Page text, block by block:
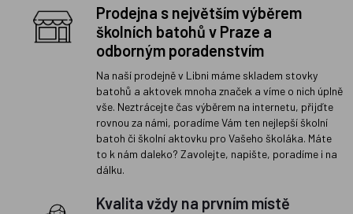
Prodejna s největším výběrem
školních batohů v Praze a
odborným poradenstvím
Na naší prodejně v Libni máme skladem stovky
batohů a aktovek mnoha značek a víme o nich úplně
vše. Neztrácejte čas výběrem na internetu, přijďte
rovnou za námi, poradíme Vám ten nejlepší školní
batoh či školní aktovku pro Vašeho školáka. Máte
to k nám daleko? Zavolejte, napište, poradíme i na
dálku.
Kvalita vždy na prvním místě